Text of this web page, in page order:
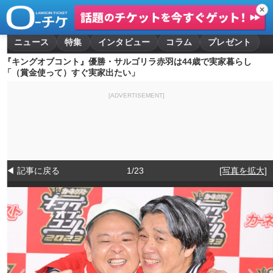
✕
ニュース 特集 インタビュー コラム
プレゼント
『キングオブコント』優勝・サルゴリラ赤羽は44歳で実家暮らし
「（賞金使って）すぐ実家出たい」
[ADVERTISEMENT]
◀ 記事に戻る 1/23 [写真を拡大]